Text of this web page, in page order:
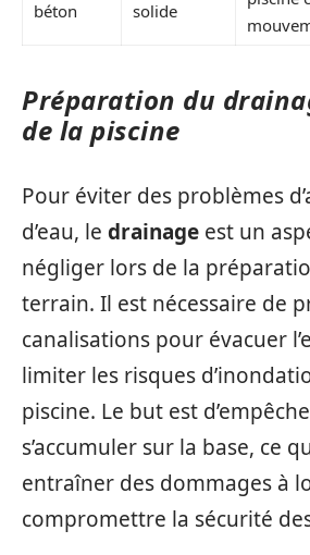
béton
solide
Préparation du
de la piscine
Pour éviter des problèmes
d’eau, le drainage est un
négliger lors de la
terrain. Il est nécessaire de
canalisations pour évacuer
limiter les risques
piscine. Le but est
s’accumuler sur la base, ce
entraîner des dommages à
compromettre la sécurité